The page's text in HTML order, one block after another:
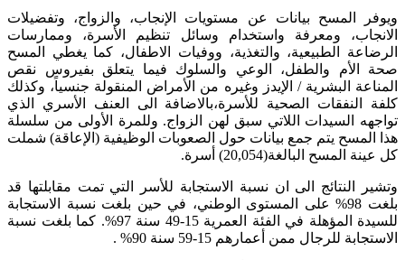
ويوفر المسح بيانات عن مستويات الإنجاب، والزواج، وتفضيلات
الانجاب، ومعرفة واستخدام وسائل تنظيم الأسرة، وممارسات
الرضاعة الطبيعية، والتغذية، ووفيات الاطفال، كما يغطي المسح
صحة الأم والطفل، الوعي والسلوك فيما يتعلق بفيروس نقص
المناعة البشرية / الإيدز وغيره من الأمراض المنقولة جنسياً، وكذلك
كلفة النفقات الصحية للأسرة،بالاضافة الى العنف الأسري الذي
تواجهه السيدات اللاتي سبق لهن الزواج. وللمرة الأولى من سلسلة
هذا المسح يتم جمع بيانات حول الصعوبات الوظيفية (الإعاقة) شملت
كل عينة المسح البالغة(20,054) أسرة.
وتشير النتائج الى ان نسبة الاستجابة للأسر التي تمت مقابلتها قد
بلغت 98% على المستوى الوطني، في حين بلغت نسبة الاستجابة
للسيدة المؤهلة في الفئة العمرية 15-49 سنة 97%. كما بلغت نسبة
الاستجابة للرجال ممن أعمارهم 15-59 سنة 90% .